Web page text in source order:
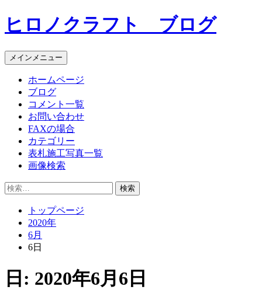
コ
ン
ン
ツ
ヒロノクラフト ブログ
メインメニュー
ホームページ
ブログ
コメント一覧
お問い合わせ
FAXの場合
カテゴリー
表札施工写真一覧
画像検索
検
トップページ
2020年
6月
6日
日: 2020年6月6日